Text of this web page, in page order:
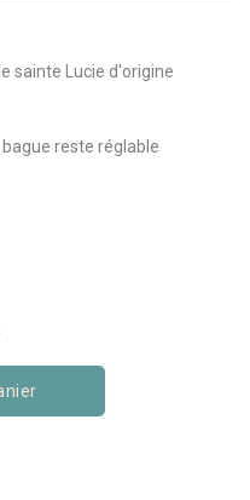
sainte Lucie d'origine
reste réglable